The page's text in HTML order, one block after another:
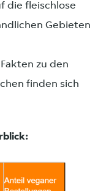
die fleischlose
Gebieten
zu den
finden sich